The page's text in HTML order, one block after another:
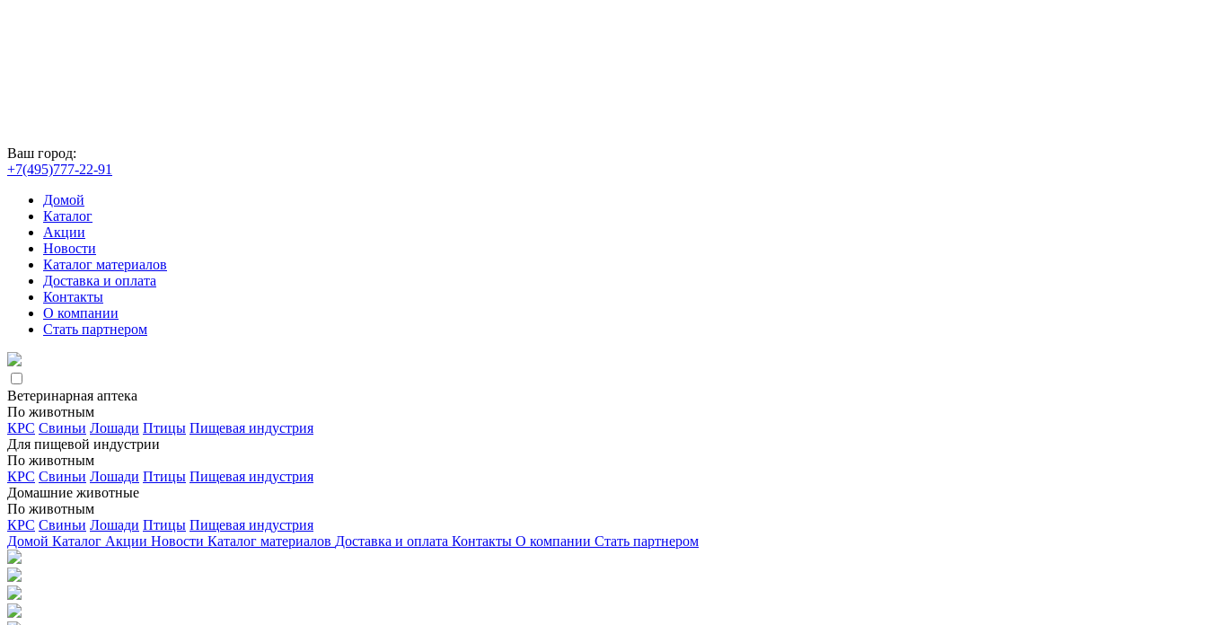
Ваш город:
+7(495)777-22-91
Домой
Каталог
Акции
Новости
Каталог материалов
Доставка и оплата
Контакты
О компании
Стать партнером
Ветеринарная аптека
По животным
КРС Свиньи Лошади Птицы Пищевая индустрия
Для пищевой индустрии
По животным
КРС Свиньи Лошади Птицы Пищевая индустрия
Домашние животные
По животным
КРС Свиньи Лошади Птицы Пищевая индустрия
Домой Каталог Акции Новости Каталог материалов Доставка и оплата Контакты О компании Стать партнером